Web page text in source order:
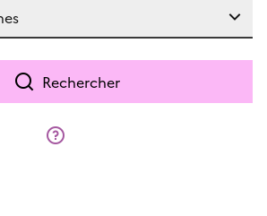
Rechercher